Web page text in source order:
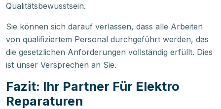
Qualitätsbewusstsein.
Sie können sich darauf verlassen, dass alle Arbeiten
von qualifiziertem Personal durchgeführt werden, das
die gesetzlichen Anforderungen vollständig erfüllt. Dies
ist unser Versprechen an Sie.
Fazit: Ihr Partner Für Elektro
Reparaturen